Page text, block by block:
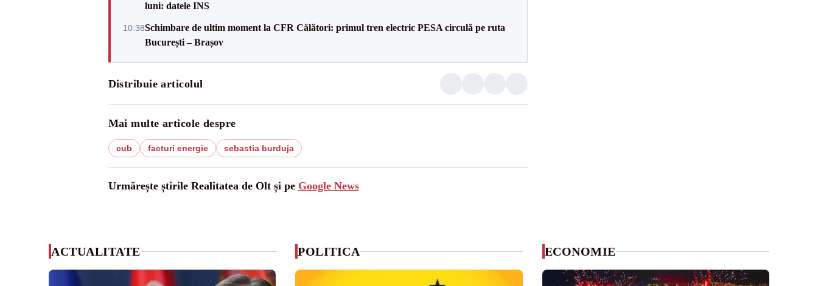
luni: datele INS
10:38Schimbare de ultim moment la CFR Călători: primul tren electric PESA circulă pe ruta
București – Brașov
Distribuie articolul
Mai multe articole despre
cub facturi energie sebastia burduja
Urmărește știrile Realitatea de Olt și pe Google News
ACTUALITATE POLITICA ECONOMIE